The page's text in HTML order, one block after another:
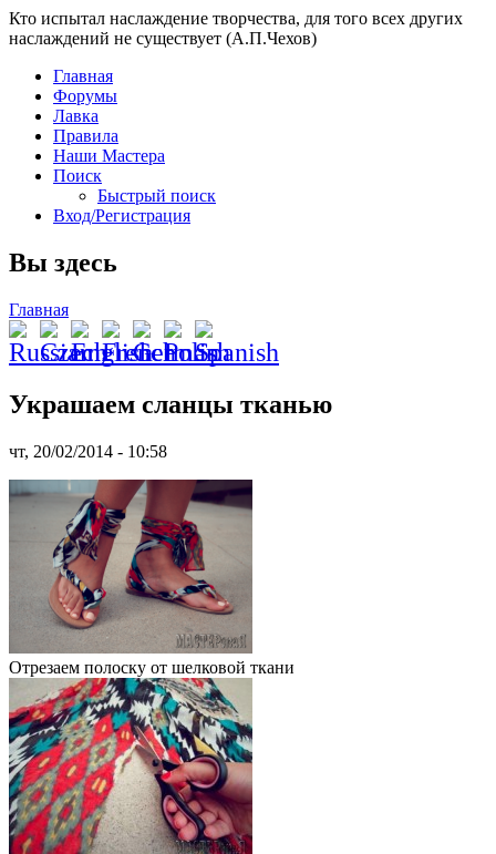
Кто испытал наслаждение творчества, для того всех других
наслаждений не существует (А.П.Чехов)
Главная
Форумы
Лавка
Правила
Наши Мастера
Поиск
Быстрый поиск
Вход/Регистрация
Вы здесь
Главная
Украшаем сланцы тканью
чт, 20/02/2014 - 10:58
Отрезаем полоску от шелковой ткани